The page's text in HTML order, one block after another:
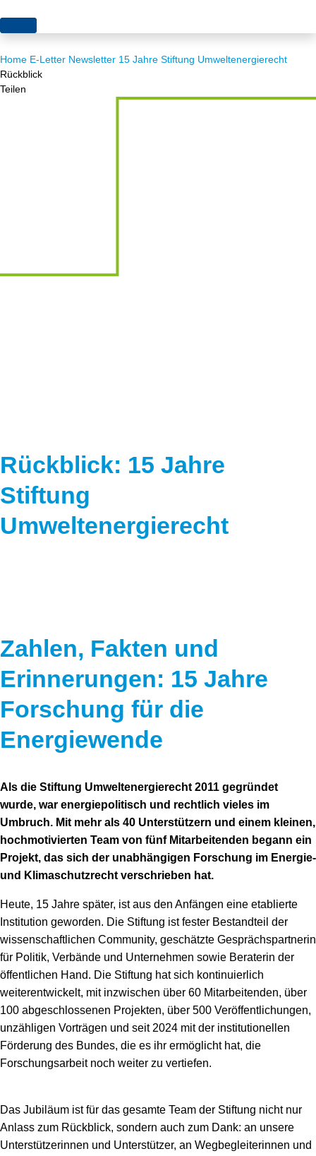
Themen
Akzeptanz
Europa
Projekte
Publikationen
Schriften zum Umweltenergierecht
Home E-Letter Newsletter 15 Jahre Stiftung Umweltenergierecht
Rückblick
Teilen
Rückblick: 15 Jahre
Stiftung
Umweltenergierecht
Zahlen, Fakten und
Erinnerungen: 15 Jahre
Forschung für die
Energiewende
Als die Stiftung Umweltenergierecht 2011 gegründet
wurde, war energiepolitisch und rechtlich vieles im
Umbruch. Mit mehr als 40 Unterstützern und einem kleinen,
hochmotivierten Team von fünf Mitarbeitenden begann ein
Projekt, das sich der unabhängigen Forschung im Energie-
und Klimaschutzrecht verschrieben hat.
Heute, 15 Jahre später, ist aus den Anfängen eine etablierte
Institution geworden. Die Stiftung ist fester Bestandteil der
wissenschaftlichen Community, geschätzte Gesprächspartnerin
für Politik, Verbände und Unternehmen sowie Beraterin der
öffentlichen Hand. Die Stiftung hat sich kontinuierlich
weiterentwickelt, mit inzwischen über 60 Mitarbeitenden, über
100 abgeschlossenen Projekten, über 500 Veröffentlichungen,
unzähligen Vorträgen und seit 2024 mit der institutionellen
Förderung des Bundes, die es ihr ermöglicht hat, die
Forschungsarbeit noch weiter zu vertiefen.
Das Jubiläum ist für das gesamte Team der Stiftung nicht nur
Anlass zum Rückblick, sondern auch zum Dank: an unsere
Unterstützerinnen und Unterstützer, an Wegbegleiterinnen und